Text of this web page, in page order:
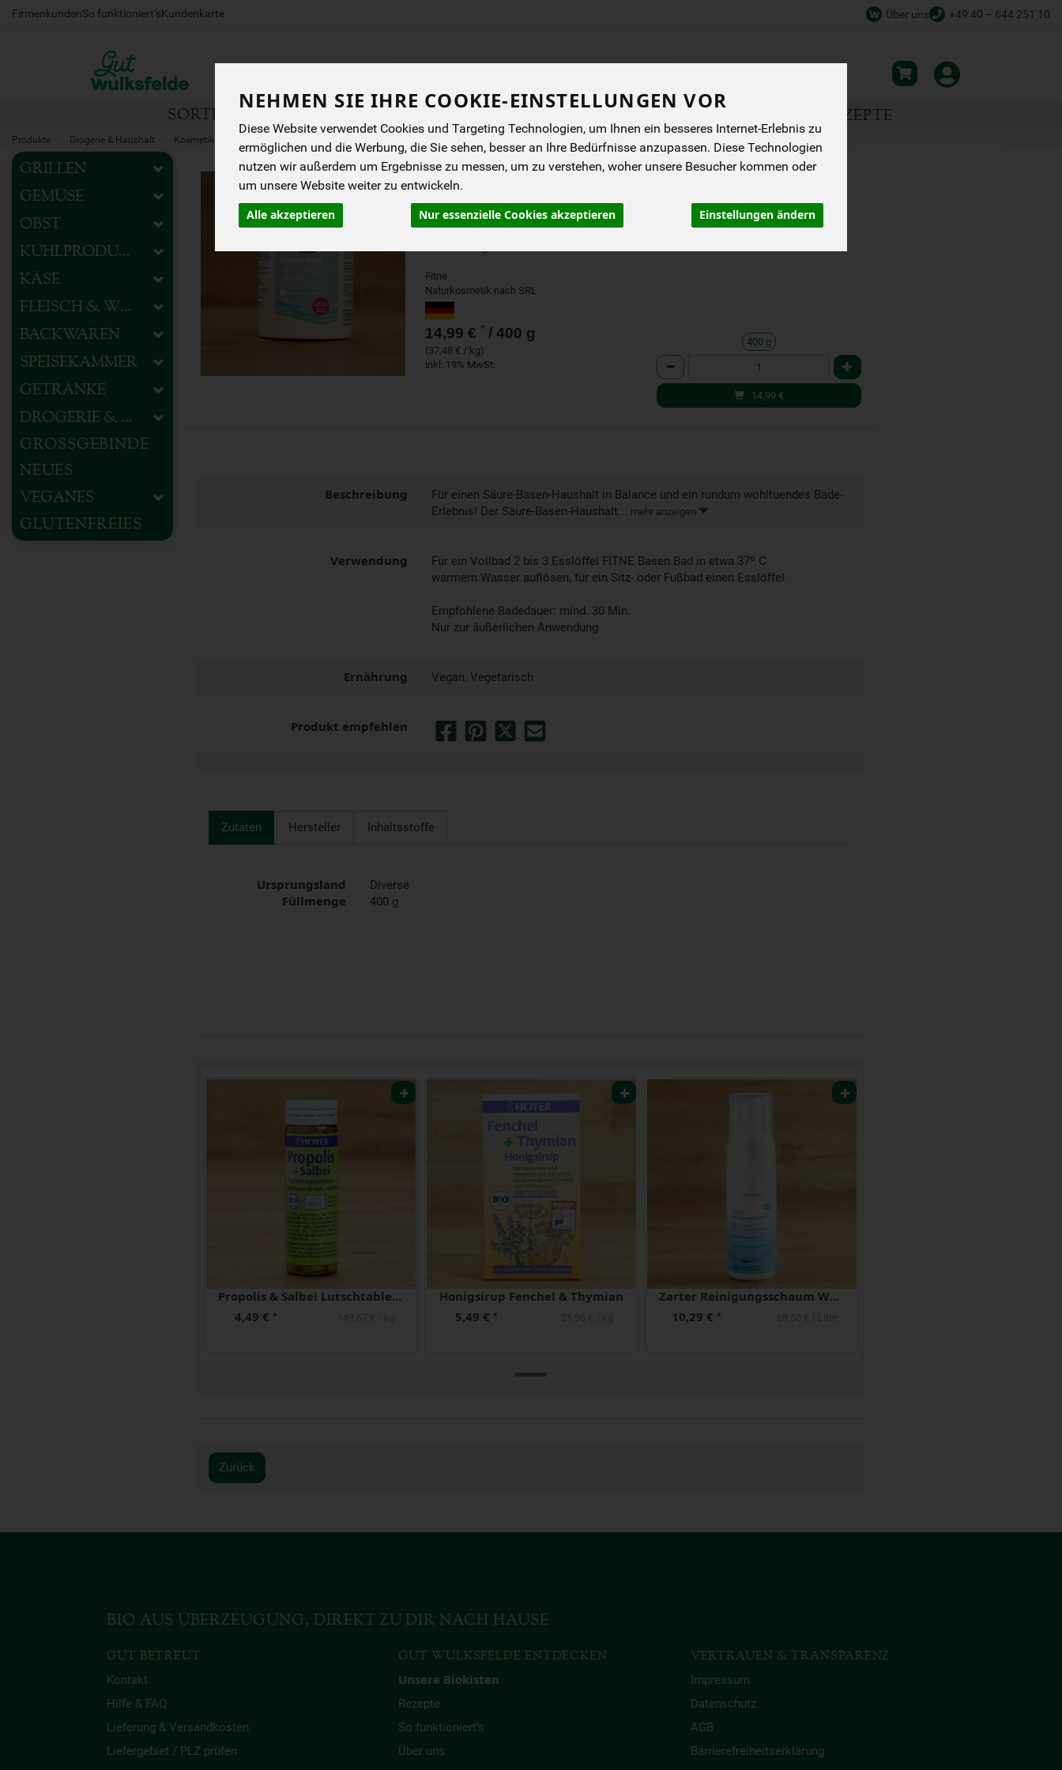
NEHMEN SIE IHRE COOKIE-EINSTELLUNGEN VOR
Diese Website verwendet Cookies und Targeting Technologien, um Ihnen ein besseres Internet-Erlebnis zu
ermöglichen und die Werbung, die Sie sehen, besser an Ihre Bedürfnisse anzupassen. Diese Technologien
nutzen wir außerdem um Ergebnisse zu messen, um zu verstehen, woher unsere Besucher kommen oder
um unsere Website weiter zu entwickeln.
Alle akzeptieren Nur essenzielle Cookies akzeptieren Einstellungen ändern
FirmenkundenSo funktioniert’sKundenkarte +49 40 – 644 251 10
Über uns
Produkt
SORTIMENT REZEPTE
Produkte Drogerie & Haushalt Kosmetik & Pflege Körperpflege
GRILLEN
GEMÜSE
OBST
KÜHLPRODUKTE
KÄSE
FLEISCH & WURST
BACKWAREN
SPEISEKAMMER
GETRÄNKE
DROGERIE & HAUSHALT
GROSSGEBINDE
NEUES
VEGANES
GLUTENFREIES
BASEN BAD
Tensidfreies basisch-mineralisches Badesalz
Fitne
Naturkosmetik nach SRL
14,99 € * / 400 g
(37,48 € / kg)
inkl. 19% MwSt.
400 g
Anzahl
14,99 €
Beschreibung
Für einen Säure-Basen-Haushalt in Balance und ein rundum wohltuendes Bade-
Erlebnis! Der Säure-Basen-Haushalt... mehr anzeigen
Verwendung
Für ein Vollbad 2 bis 3 Esslöffel FITNE Basen Bad in etwa 37º C
warmem Wasser auflösen, für ein Sitz- oder Fußbad einen Esslöffel.
Empfohlene Badedauer: mind. 30 Min.
Nur zur äußerlichen Anwendung
Ernährung Vegan, Vegetarisch
Produkt empfehlen
Zutaten Hersteller Inhaltsstoffe
Ursprungsland
Diverse
Füllmenge
400 g
Propolis & Salbei Lutschtabletten
4,49 € *
Honigsirup Fenchel & Thymian
5,49 € *
Zarter Reinigungsschaum Weleda
10,29 € *
Zurück
BIO AUS ÜBERZEUGUNG, DIREKT ZU DIR NACH HAUSE
GUT BETREUT
Kontakt
Hilfe & FAQ
Lieferung & Versandkosten
Liefergebiet / PLZ prüfen
GUT WULKSFELDE ENTDECKEN
Unsere Biokisten
Rezepte
So funktioniert’s
Über uns
VERTRAUEN & TRANSPARENZ
Impressum
Datenschutz
AGB
Barrierefreiheitserklärung